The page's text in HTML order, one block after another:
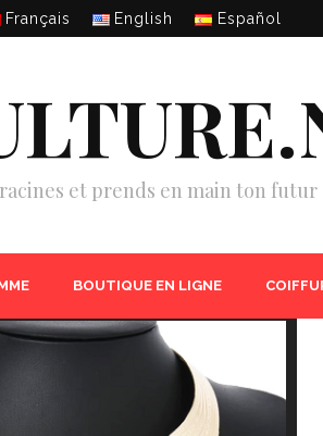
Français English Español
et prends en main ton futur
BOUTIQUE EN LIGNE